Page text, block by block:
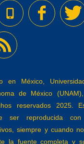
en México,
de México
reservados 2025.
ser reproducida
siempre y cuando
la fuente completa y